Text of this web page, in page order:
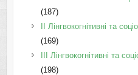
(187)
IІ Лінгвокогнітивні та
(169)
IІI Лінгвокогнітивні та
(198)